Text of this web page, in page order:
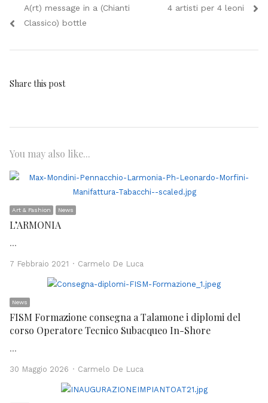
articoli
Previous
post:
A(rt) message in a (Chianti
Classico) bottle
Next
4 artisti per 4 leoni
Share this post
You may also like...
Art & Fashion News
L’ARMONIA
…
7 Febbraio 2021 Author
Carmelo De Luca
News
FISM Formazione consegna a Talamone i diplomi del
corso Operatore Tecnico Subacqueo In-Shore
…
30 Maggio 2026 Author
Carmelo De Luca